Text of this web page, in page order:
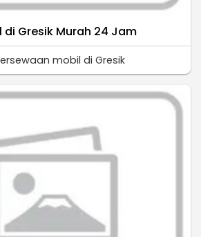
di Gresik Murah 24 Jam
mobil di Gresik